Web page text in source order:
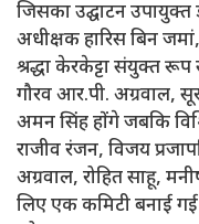
जिसका उद्घाटन उपायुक्त
अधीक्षक हारिस बिन
श्रद्धा केरकेट्टा संयुक्त
गौरव आर.पी. अग्रवाल,
अमन सिंह होंगे जबकि
राजीव रंजन, विजय
अग्रवाल, रोहित साहू,
लिए एक कमिटी बनाई